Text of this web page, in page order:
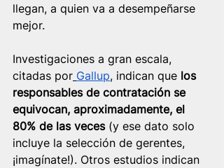
llegan, a quien va a desempeñarse
mejor.
Investigaciones a gran escala,
citadas por Gallup, indican que los
responsables de contratación se
equivocan, aproximadamente, el
80% de las veces (y ese dato solo
incluye la selección de gerentes,
¡imagínate!). Otros estudios indican